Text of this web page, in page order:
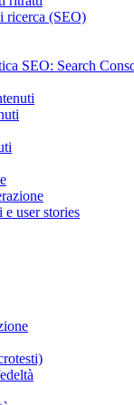
ricerca (SEO)
SEO: Search
user stories